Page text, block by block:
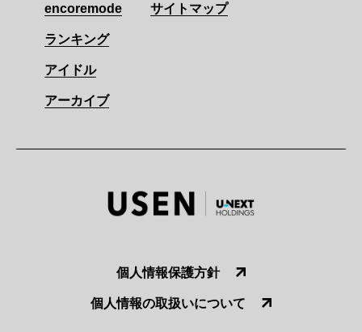
encoremode
ランキング
アイドル
アーカイブ
サイトマップ
個人情報保護方針
個人情報の取扱いについて